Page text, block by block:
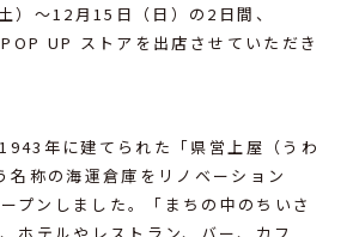
）～12月15日（日）の2日間、
UP ストアを出店させていただき
年に建てられた「県営上屋（うわ
名称の海運倉庫をリノベーション
プンしました。「まちの中のちいさ
ホテルやレストラン、バー、カフ